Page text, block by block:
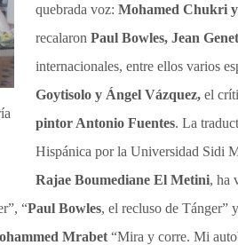
quebrada voz: Mohamed Chukri
recalaron Paul Bowles, Jean Genet
internacionales, entre ellos varios
Goytisolo y Ángel Vázquez, el
pintor Antonio Fuentes. La
Hispánica por la Universidad Sidi
Rajae Boumediane El Metini, ha
“Paul Bowles, el recluso de Tánger”
Mrabet “Mira y corre. Mi